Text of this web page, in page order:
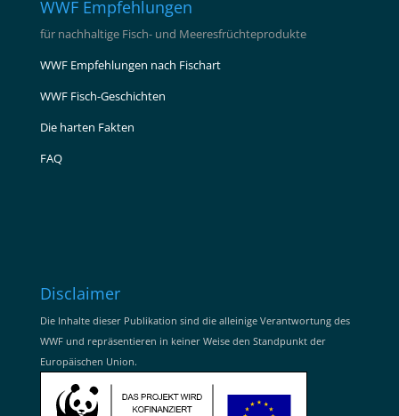
WWF Empfehlungen
für nachhaltige Fisch- und Meeresfrüchteprodukte
WWF Empfehlungen nach Fischart
WWF Fisch-Geschichten
Die harten Fakten
FAQ
Disclaimer
Die Inhalte dieser Publikation sind die alleinige Verantwortung des
WWF und repräsentieren in keiner Weise den Standpunkt der
Europäischen Union.